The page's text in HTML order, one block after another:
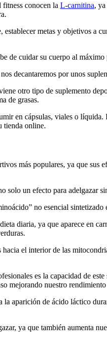
fitness conocen la L-carnitina,
metas y objetivos a
de cuidar su cuerpo al
decantaremos por unos
otro tipo de suplemento
de grasas.
en cápsulas, viales o
tienda online.
más populares, ya que
solo un efecto para adelgazar
no esencial
diaria, ya que aparece en
el interior de las
es la capacidad de
mejorando nuestro
aparición de ácido láctico
ya que también aumenta